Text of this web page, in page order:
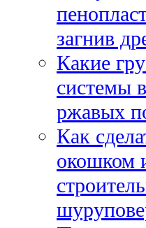
загнив
Какие
системы
ржавых
Как
окошком